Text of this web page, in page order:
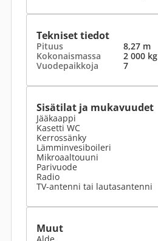
Tekniset tiedot
Pituus 8,27 m
Kokonaismassa
2 000 kg
Vuodepaikkoja
7
Sisätilat ja mukavuudet
Jääkaappi
Kasetti WC
Kerrossänky
Lämminvesiboileri
Mikroaaltouuni
Parivuode
Radio
TV-antenni tai lautasantenni
Muut